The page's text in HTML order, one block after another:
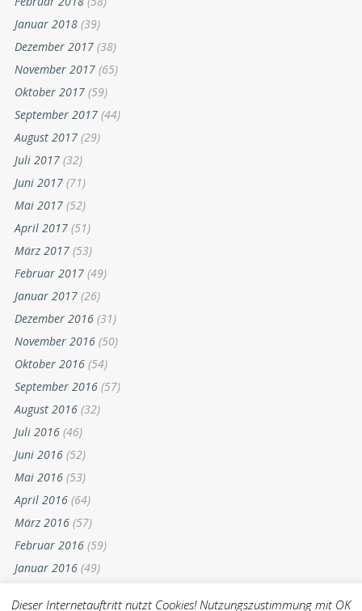
Januar 2018 (39)
Dezember 2017 (38)
November 2017 (65)
Oktober 2017 (59)
September 2017 (44)
August 2017 (29)
Juli 2017 (32)
Juni 2017 (71)
Mai 2017 (52)
April 2017 (51)
März 2017 (53)
Februar 2017 (49)
Januar 2017 (26)
Dezember 2016 (31)
November 2016 (50)
Oktober 2016 (54)
September 2016 (57)
August 2016 (32)
Juli 2016 (46)
Juni 2016 (52)
Mai 2016 (53)
April 2016 (64)
März 2016 (57)
Februar 2016 (59)
Januar 2016 (49)
Dieser Internetauftritt nutzt Cookies! Nutzungszustimmung mit OK